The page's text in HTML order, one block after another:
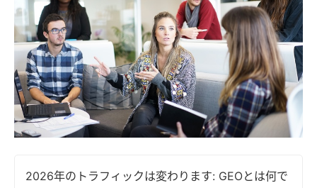
2026年のトラフィックは変わります: GEOとは何で